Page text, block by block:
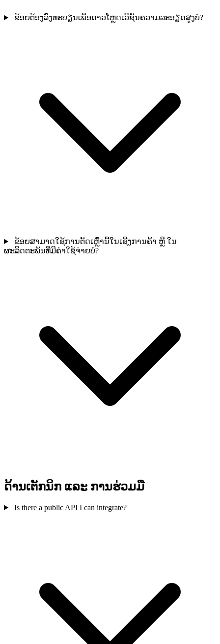
ຂ້ອຍຕ້ອງລົງທະບຽນເພື່ອດາວໂຫຼດເວີຊັນຄວາມລະອຽດສູງບໍ?
ຂ້ອຍສາມາດໃຊ້ການຕັດເຫຼົ່ານີ້ໃນເຊີງການຄ້າ ຫຼື ໃນ
ຜະລິດຕະພັນທີ່ມີຄ່າໃຊ້ຈ່າຍບໍ?
ດ້ານເຕັກນິກ ແລະ ການຮ່ວມມື
Is there a public API I can integrate?